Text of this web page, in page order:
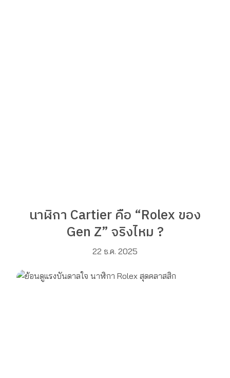
นาฬิกา Cartier คือ “Rolex ของ
Gen Z” จริงไหม ?
22 ธ.ค. 2025